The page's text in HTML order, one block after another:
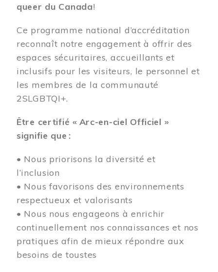
queer du Canada!
Ce programme national d’accréditation
reconnaît notre engagement à offrir des
espaces sécuritaires, accueillants et
inclusifs pour les visiteurs, le personnel et
les membres de la communauté
2SLGBTQI+.
Être certifié « Arc-en-ciel Officiel »
signifie que :
• Nous priorisons la diversité et
l’inclusion
• Nous favorisons des environnements
respectueux et valorisants
• Nous nous engageons à enrichir
continuellement nos connaissances et nos
pratiques afin de mieux répondre aux
besoins de toustes